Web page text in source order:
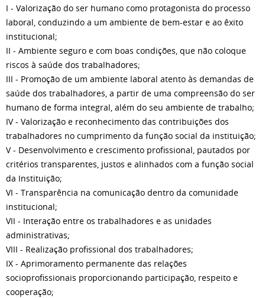
I - Valorização do ser humano como protagonista do processo
laboral, conduzindo a um ambiente de bem-estar e ao êxito
institucional;
II - Ambiente seguro e com boas condições, que não coloque
riscos à saúde dos trabalhadores;
III - Promoção de um ambiente laboral atento às demandas de
saúde dos trabalhadores, a partir de uma compreensão do ser
humano de forma integral, além do seu ambiente de trabalho;
IV - Valorização e reconhecimento das contribuições dos
trabalhadores no cumprimento da função social da instituição;
V - Desenvolvimento e crescimento profissional, pautados por
critérios transparentes, justos e alinhados com a função social
da Instituição;
VI - Transparência na comunicação dentro da comunidade
institucional;
VII - Interação entre os trabalhadores e as unidades
administrativas;
VIII - Realização profissional dos trabalhadores;
IX - Aprimoramento permanente das relações
socioprofissionais proporcionando participação, respeito e
cooperação;